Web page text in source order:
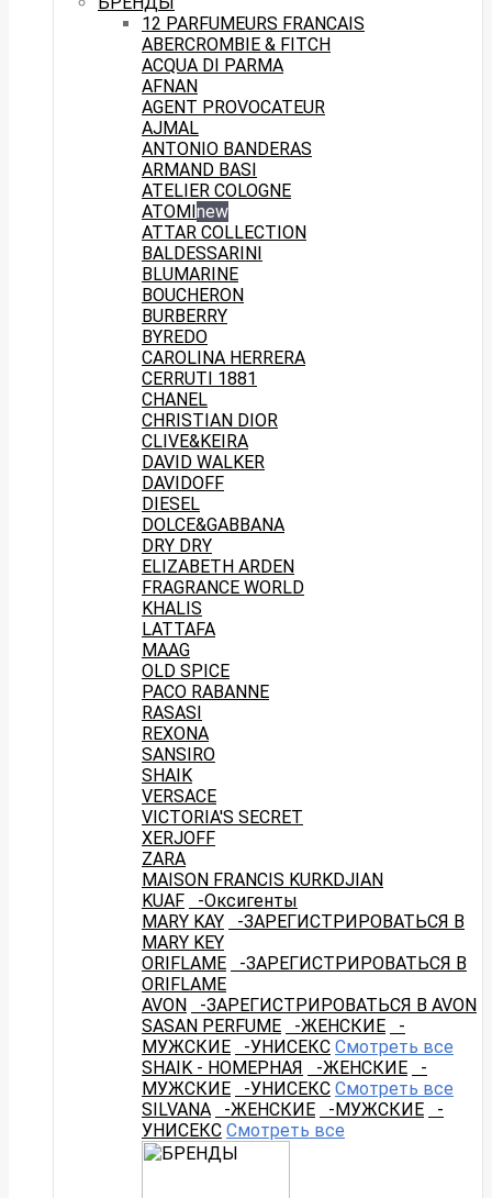
12 PARFUMEURS FRANCAIS
ABERCROMBIE & FITCH
ACQUA DI PARMA
AFNAN
AGENT PROVOCATEUR
AJMAL
ANTONIO BANDERAS
ARMAND BASI
ATELIER COLOGNE
ATOMI new
ATTAR COLLECTION
BALDESSARINI
BLUMARINE
BOUCHERON
BURBERRY
BYREDO
CAROLINA HERRERA
CERRUTI 1881
CHANEL
CHRISTIAN DIOR
CLIVE&KEIRA
DAVID WALKER
DAVIDOFF
DIESEL
DOLCE&GABBANA
DRY DRY
ELIZABETH ARDEN
FRAGRANCE WORLD
KHALIS
LATTAFA
MAAG
OLD SPICE
PACO RABANNE
RASASI
REXONA
SANSIRO
SHAIK
VERSACE
VICTORIA'S SECRET
XERJOFF
ZARA
MAISON FRANCIS KURKDJIAN
KUAF
-Оксигенты
MARY KAY
-ЗАРЕГИСТРИРОВАТЬСЯ В
MARY KEY
ORIFLAME
-ЗАРЕГИСТРИРОВАТЬСЯ В
ORIFLAME
AVON
-ЗАРЕГИСТРИРОВАТЬСЯ В AVON
SASAN PERFUME
-ЖЕНСКИЕ
-
МУЖСКИЕ
-УНИСЕКС Смотреть все
SHAIK - НОМЕРНАЯ
-ЖЕНСКИЕ
-
МУЖСКИЕ
-УНИСЕКС Смотреть все
SILVANA
-ЖЕНСКИЕ -МУЖСКИЕ
-
УНИСЕКС Смотреть все